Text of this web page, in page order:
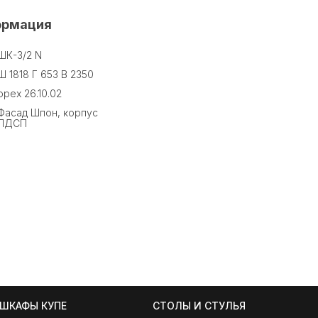
3/2 N
1818 Г 653 В 2350
26.10.02
Шпон, корпус
ШКАФЫ КУПЕ СТОЛЫ И СТУЛЬЯ